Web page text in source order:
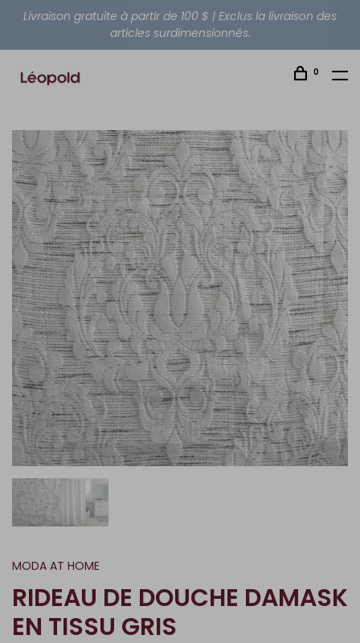
Livraison gratuite à partir de 100 $ | Exclus la livraison des
articles surdimensionnés.
0
MODA AT HOME
RIDEAU DE DOUCHE DAMASK
EN TISSU GRIS